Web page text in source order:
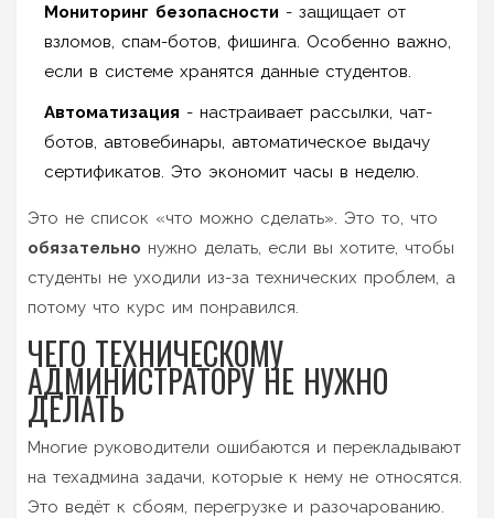
Мониторинг безопасности - защищает от
взломов, спам-ботов, фишинга. Особенно важно,
если в системе хранятся данные студентов.
Автоматизация - настраивает рассылки, чат-
ботов, автовебинары, автоматическое выдачу
сертификатов. Это экономит часы в неделю.
Это не список «что можно сделать». Это то, что
обязательно нужно делать, если вы хотите, чтобы
студенты не уходили из-за технических проблем, а
потому что курс им понравился.
ЧЕГО ТЕХНИЧЕСКОМУ
АДМИНИСТРАТОРУ НЕ НУЖНО
ДЕЛАТЬ
Многие руководители ошибаются и перекладывают
на техадмина задачи, которые к нему не относятся.
Это ведёт к сбоям, перегрузке и разочарованию.